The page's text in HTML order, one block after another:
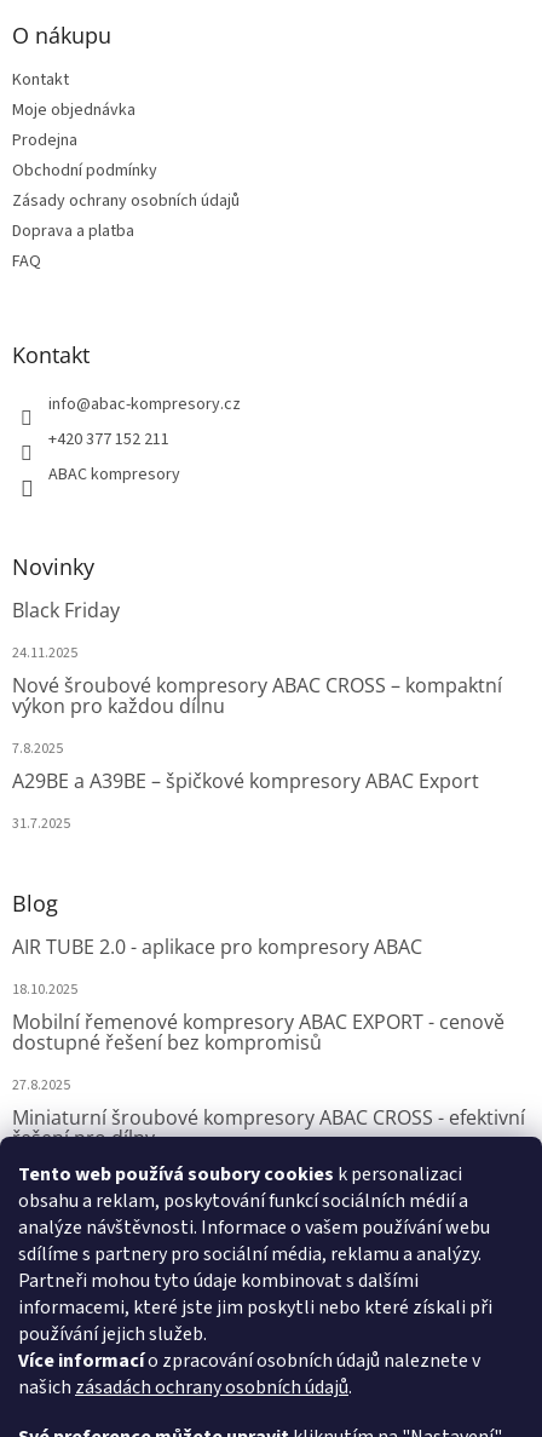
Tento web používá soubory cookies k personalizaci
obsahu a reklam, poskytování funkcí sociálních médií a
analýze návštěvnosti. Informace o vašem používání webu
sdílíme s partnery pro sociální média, reklamu a analýzy.
Partneři mohou tyto údaje kombinovat s dalšími
informacemi, které jste jim poskytli nebo které získali při
používání jejich služeb.
Více informacío zpracování osobních údajů naleznete v
našich zásadách ochrany osobních údajů.
O nákupu
Kontakt
Moje objednávka
Prodejna
Obchodní podmínky
Zásady ochrany osobních údajů
Doprava a platba
FAQ
Kontakt
info@abac-kompresory.cz
+420 377 152 211
ABAC kompresory
Novinky
Black Friday
24.11.2025
Nové šroubové kompresory ABAC CROSS – kompaktní
výkon pro každou dílnu
7.8.2025
A29BE a A39BE – špičkové kompresory ABAC Export
31.7.2025
Blog
AIR TUBE 2.0 - aplikace pro kompresory ABAC
18.10.2025
Mobilní řemenové kompresory ABAC EXPORT - cenově
dostupné řešení bez kompromisů
27.8.2025
Miniaturní šroubové kompresory ABAC CROSS - efektivní
řešení pro dílny
7.8.2025
Přijímáme online platby